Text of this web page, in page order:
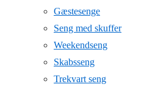
Gæstesenge
Seng med skuffer
Weekendseng
Skabsseng
Trekvart seng